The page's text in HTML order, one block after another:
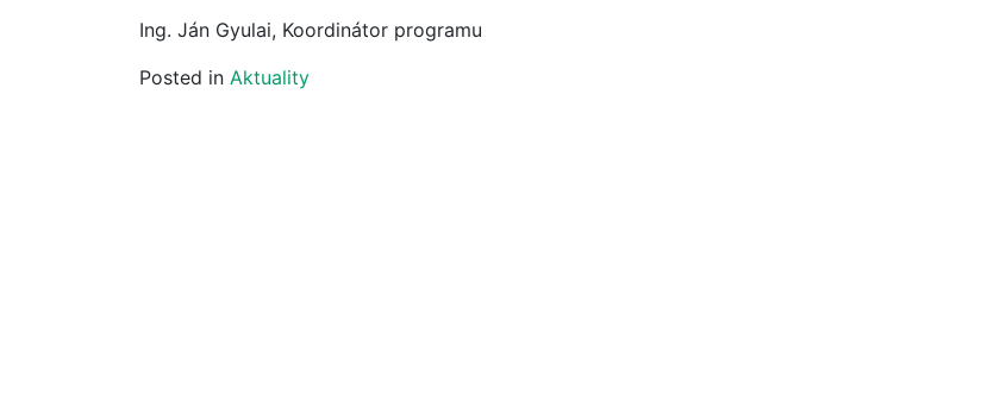
Ing. Ján Gyulai, Koordinátor programu
Posted in Aktuality